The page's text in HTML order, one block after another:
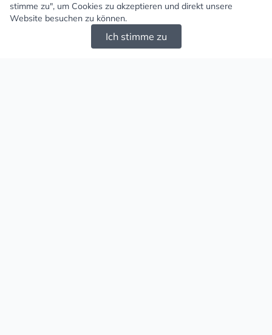
stimme zu", um Cookies zu akzeptieren und direkt unsere
Website besuchen zu können.
Ich stimme zu